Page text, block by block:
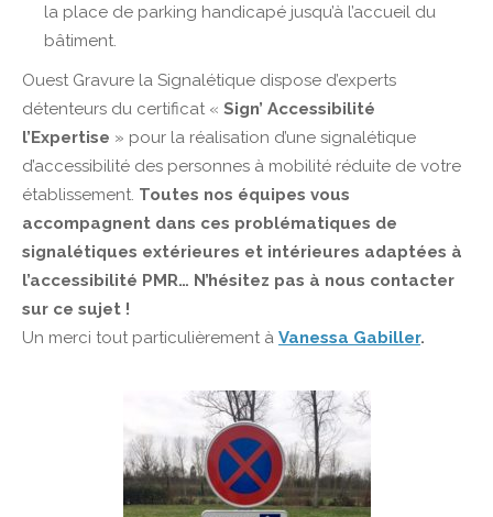
la place de parking handicapé jusqu’à l’accueil du
bâtiment.
Ouest Gravure la Signalétique dispose d’experts
détenteurs du certificat « Sign’ Accessibilité
l’Expertise » pour la réalisation d’une signalétique
d’accessibilité des personnes à mobilité réduite de votre
établissement. Toutes nos équipes vous
accompagnent dans ces problématiques de
signalétiques extérieures et intérieures adaptées à
l’accessibilité PMR… N’hésitez pas à nous contacter
sur ce sujet !
Un merci tout particulièrement à Vanessa Gabiller.